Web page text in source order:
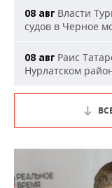
08 авг Власти
судов в Черное
08 авг Раис
Нурлатском